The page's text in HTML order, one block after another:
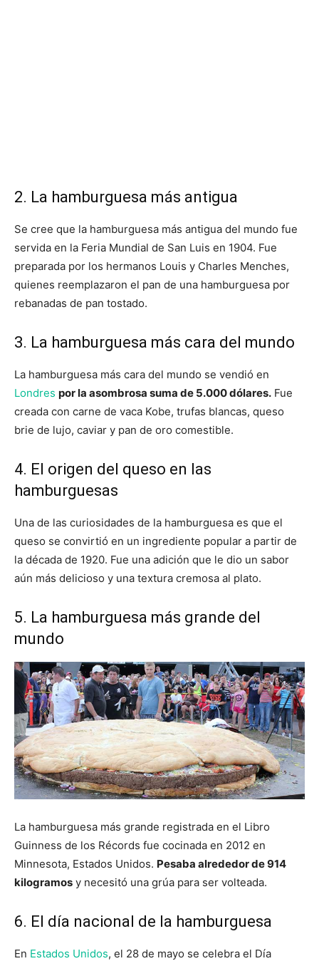
2. La hamburguesa más antigua
Se cree que la hamburguesa más antigua del mundo fue
servida en la Feria Mundial de San Luis en 1904. Fue
preparada por los hermanos Louis y Charles Menches,
quienes reemplazaron el pan de una hamburguesa por
rebanadas de pan tostado.
3. La hamburguesa más cara del mundo
La hamburguesa más cara del mundo se vendió en
Londres por la asombrosa suma de 5.000 dólares. Fue
creada con carne de vaca Kobe, trufas blancas, queso
brie de lujo, caviar y pan de oro comestible.
4. El origen del queso en las
hamburguesas
Una de las curiosidades de la hamburguesa es que el
queso se convirtió en un ingrediente popular a partir de
la década de 1920. Fue una adición que le dio un sabor
aún más delicioso y una textura cremosa al plato.
5. La hamburguesa más grande del
mundo
La hamburguesa más grande registrada en el Libro
Guinness de los Récords fue cocinada en 2012 en
Minnesota, Estados Unidos. Pesaba alrededor de 914
kilogramos y necesitó una grúa para ser volteada.
6. El día nacional de la hamburguesa
En Estados Unidos, el 28 de mayo se celebra el Día